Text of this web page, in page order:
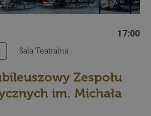
17:00
Sala Teatralna
Zespołu
im. Michała